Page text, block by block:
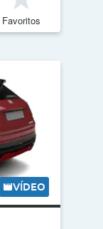
Favoritos
VÍDEO